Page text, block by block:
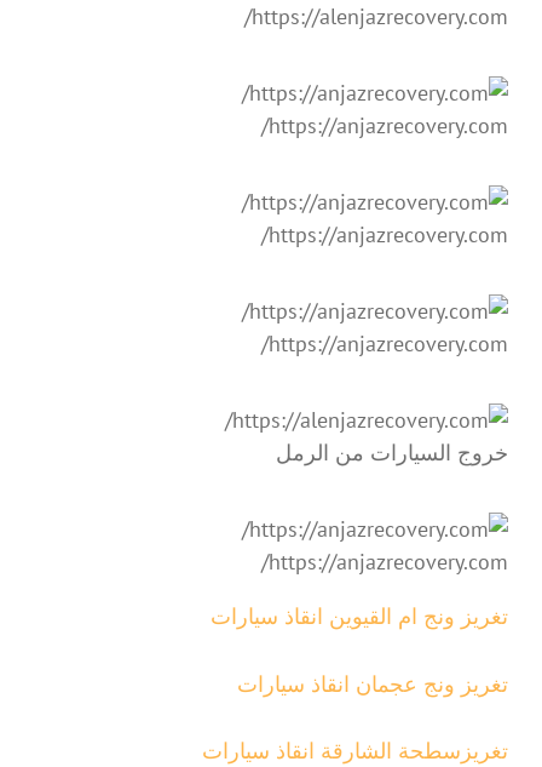
https://alenjazrecovery.com/
https://anjazrecovery.com/
https://anjazrecovery.com/
https://anjazrecovery.com/
خروج السيارات من الرمل
https://anjazrecovery.com/
تغريز ونج ام القيوين انقاذ سيارات
تغريز ونج عجمان انقاذ سيارات
تغريزسطحة الشارقة انقاذ سيارات